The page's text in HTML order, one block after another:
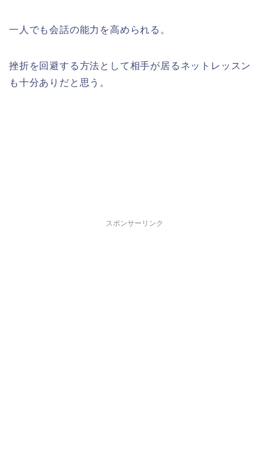
一人でも会話の能力を高められる。
挫折を回避する方法として相手が居るネットレッスン
も十分ありだと思う。
スポンサーリンク